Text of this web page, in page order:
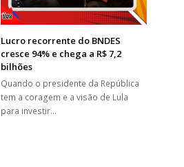
Lucro recorrente do BNDES
cresce 94% e chega a R$ 7,2
bilhões
Quando o presidente da República
tem a coragem e a visão de Lula
para investir…